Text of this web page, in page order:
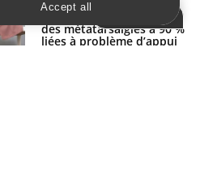
Douleurs de l’avant-pied :
des métatarsalgies à 90 %
liées à problème d’appui
Accept all